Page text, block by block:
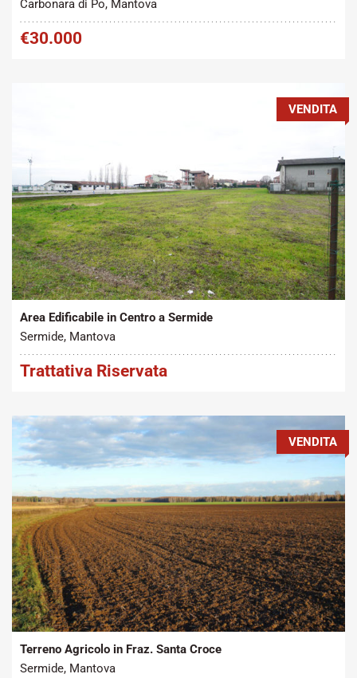
Carbonara di Po, Mantova
€30.000
Tipo contratto:
Vendita
Metratura Commerciale:
1000 m2
VENDITA
Area Edificabile in Centro a Sermide
Sermide, Mantova
Trattativa Riservata
Tipo contratto:
Vendita
Metratura Commerciale:
18.000 m2
VENDITA
Terreno Agricolo in Fraz. Santa Croce
Sermide, Mantova